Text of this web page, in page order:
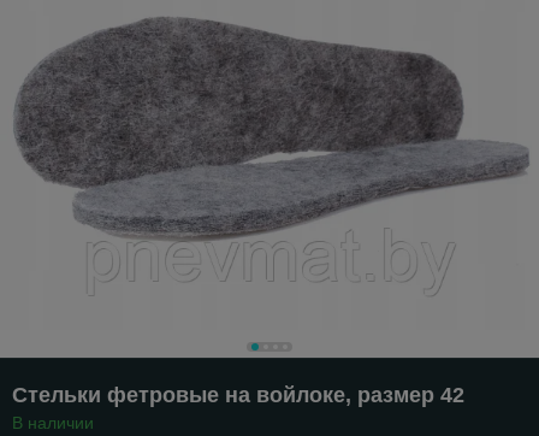
Стельки фетровые на войлоке, размер 42
В наличии